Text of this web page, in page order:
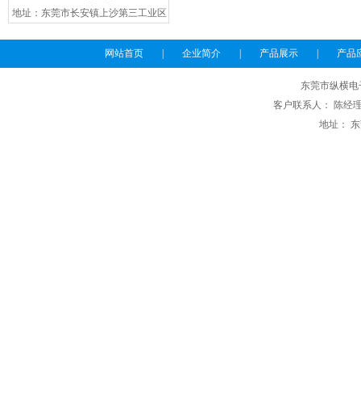
地址：东莞市长安镇上沙第三工业区
网站首页 企业简介 产品展示 产品
东莞市纵横
客户联系人： 陈经
地址：